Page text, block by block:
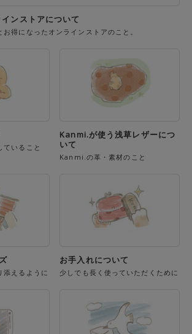
ンストアについて
得になったオンラインストアのこと。
ていること
Kanmi.が使う浅草レザーにつ
いて
Kanmi.の革・素材のこと
添えるように
お手入れについて
少しでも長く使っていただくために